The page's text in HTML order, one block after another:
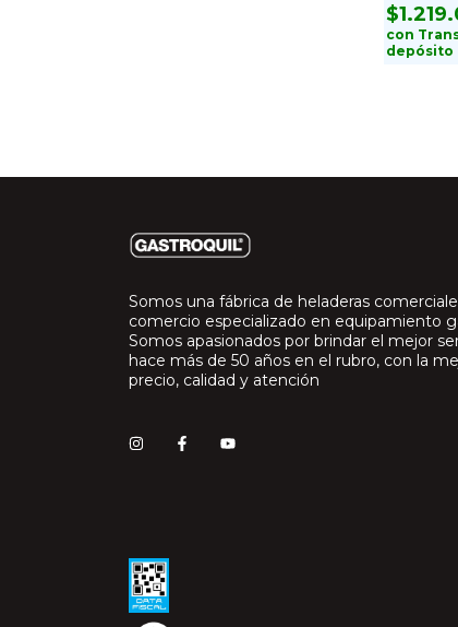
con
depósito
Somos una fábrica de heladeras
comercio especializado en equipamiento
Somos apasionados por brindar el mejor
hace más de 50 años en el rubro, con la
precio, calidad y atención